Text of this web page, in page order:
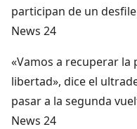
participan de un
News 24
«Vamos a recuperar
libertad», dice el
pasar a la segunda
News 24